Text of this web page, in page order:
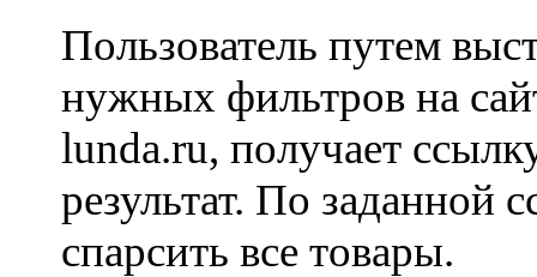
Пользователь путем
нужных фильтров на
lunda.ru, получает
результат. По заданной
спарсить все товары.